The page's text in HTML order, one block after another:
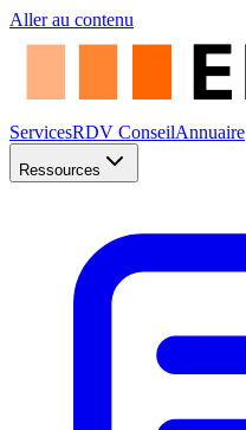
Aller au contenu
ServicesRDV ConseilAnnuaire
Ressources